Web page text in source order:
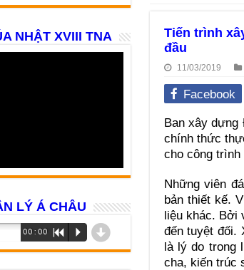
Tiến trình
đầu
11/03/2019
Facebook
Ban xây dựng
chính thức
cho công trình
Những viên
bản thiết kế.
liệu khác. Bởi
đến tuyệt đối.
là lý do trong
cha, kiến trúc
NHẬT XVIII TNA
LÝ Á CHÂU
00:00 R P d